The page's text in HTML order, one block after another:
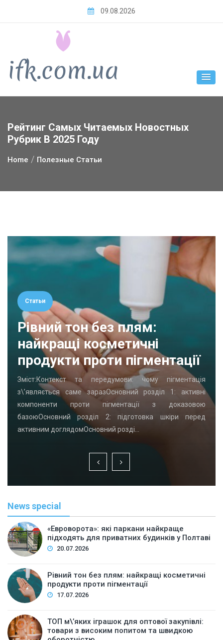
09.08.2026
Рейтинг Самых Читаемых Новостных
Рубрик В 2025 Году
Home Полезные Статьи
Статьи
Рівний тон без плям:
найкращі косметичні
продукти проти пігментації
Зміст:Контекст та передумови: чому пігментація
з\’являється саме заразОсновний розділ 1: активні
компоненти проти пігментації з доказовою
базоюОсновний розділ 2: підготовка шкіри перед
активним доглядомОсновний розді…
News special
«Евроворота»: які паркани найкраще
підходять для приватних будинків у Полтаві
20.07.2026
Рівний тон без плям: найкращі косметичні
продукти проти пігментації
17.07.2026
ТОП м\’яких іграшок для оптової закупівлі:
товари з високим попитом та швидкою